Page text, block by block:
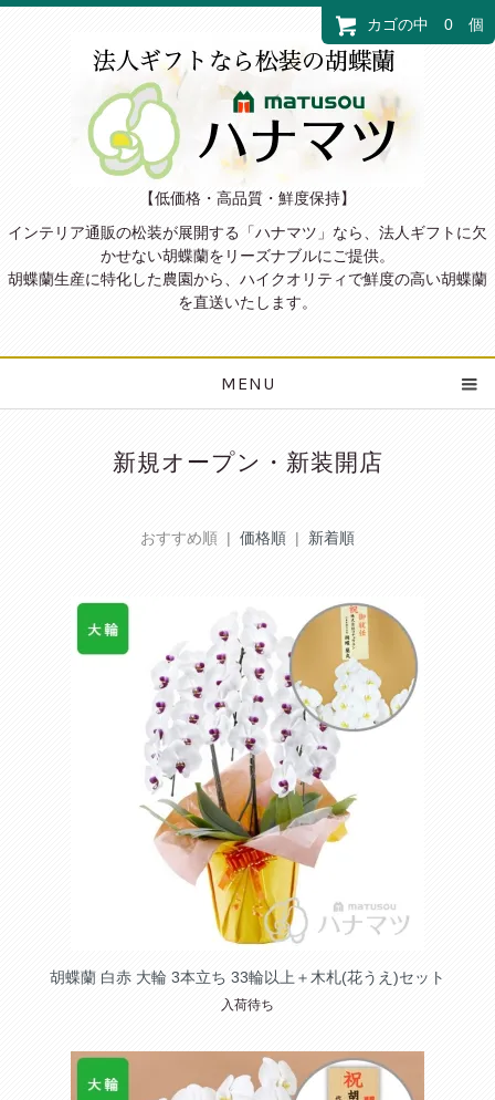
カゴの中 0 個
【低価格・高品質・鮮度保持】
インテリア通販の松装が展開する「ハナマツ」なら、法人ギフトに欠
かせない胡蝶蘭をリーズナブルにご提供。
胡蝶蘭生産に特化した農園から、ハイクオリティで鮮度の高い胡蝶蘭
を直送いたします。
MENU
新規オープン・新装開店
おすすめ順 | 価格順 | 新着順
胡蝶蘭 白赤 大輪 3本立ち 33輪以上＋木札(花うえ)セット
入荷待ち